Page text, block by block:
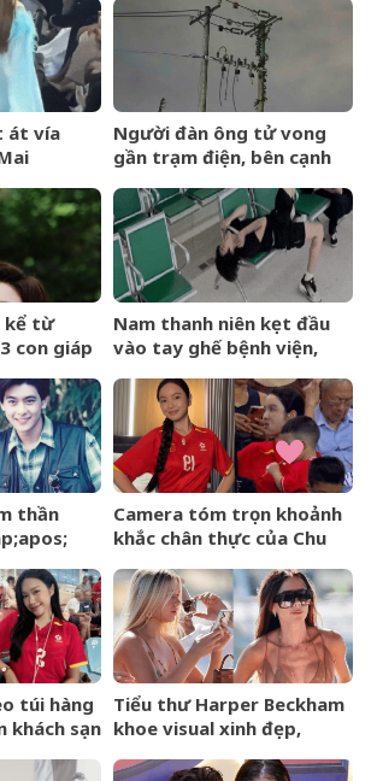
bé sẽ
câu bất ngờ
át vía
không
Người đàn ông tử vong
gần trạm điện, bên cạnh
kể từ
con giáp
nghiệp
Nam thanh niên kẹt đầu
vào tay ghế bệnh viện,
rơi vào tình cảnh khó tin
thần
ra sao?
Camera tóm trọn khoảnh
khắc chân thực của Chu
Đình
túi hàng
khách sạn
đẹp
Tiểu thư Harper Beckham
khoe visual xinh đẹp,
du thuyền triệu đô, đọ sắc